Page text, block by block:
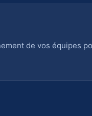
de vos équipes